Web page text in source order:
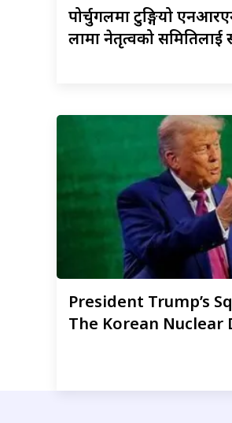
पोर्चुगलमाटुङ्गियो
लामा नेतृत्वको समितिलाई
President Trump’s
The Korean Nuclear